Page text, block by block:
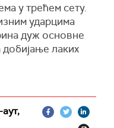
у трећем сету.
ударцима
дуж основне
лаких